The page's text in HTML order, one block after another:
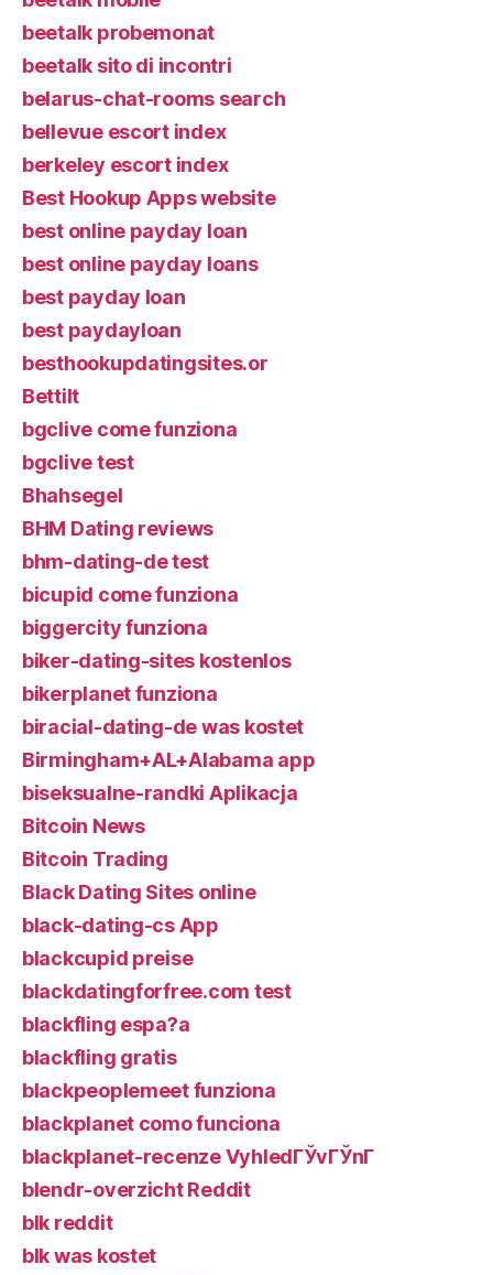
beetalk probemonat
beetalk sito di incontri
belarus-chat-rooms search
bellevue escort index
berkeley escort index
Best Hookup Apps website
best online payday loan
best online payday loans
best payday loan
best paydayloan
besthookupdatingsites.or
Bettilt
bgclive come funziona
bgclive test
Bhahsegel
BHM Dating reviews
bhm-dating-de test
bicupid come funziona
biggercity funziona
biker-dating-sites kostenlos
bikerplanet funziona
biracial-dating-de was kostet
Birmingham+AL+Alabama app
biseksualne-randki Aplikacja
Bitcoin News
Bitcoin Trading
Black Dating Sites online
black-dating-cs App
blackcupid preise
blackdatingforfree.com test
blackfling espa?a
blackfling gratis
blackpeoplemeet funziona
blackplanet como funciona
blackplanet-recenze VyhledГЎvГЎnГ­
blendr-overzicht Reddit
blk reddit
blk was kostet